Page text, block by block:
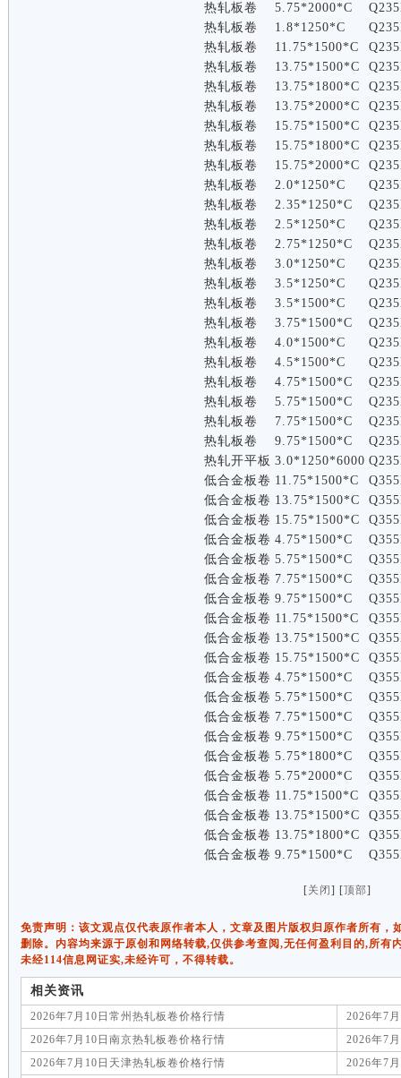
热轧板卷
5.75*2000*C
热轧板卷
1.8*1250*C
热轧板卷
11.75*1500*C
热轧板卷
13.75*1500*C
热轧板卷
13.75*1800*C
热轧板卷
13.75*2000*C
热轧板卷
15.75*1500*C
热轧板卷
15.75*1800*C
热轧板卷
15.75*2000*C
热轧板卷
2.0*1250*C
热轧板卷
2.35*1250*C
热轧板卷
2.5*1250*C
热轧板卷
2.75*1250*C
热轧板卷
3.0*1250*C
热轧板卷
3.5*1250*C
热轧板卷
3.5*1500*C
热轧板卷
3.75*1500*C
热轧板卷
4.0*1500*C
热轧板卷
4.5*1500*C
热轧板卷
4.75*1500*C
热轧板卷
5.75*1500*C
热轧板卷
7.75*1500*C
热轧板卷
9.75*1500*C
热轧开平板 3.0*1250*6000
低合金板卷 11.75*1500*C
低合金板卷 13.75*1500*C
低合金板卷 15.75*1500*C
低合金板卷 4.75*1500*C
低合金板卷 5.75*1500*C
低合金板卷 7.75*1500*C
低合金板卷 9.75*1500*C
低合金板卷 11.75*1500*C
低合金板卷 13.75*1500*C
低合金板卷 15.75*1500*C
低合金板卷 4.75*1500*C
低合金板卷 5.75*1500*C
低合金板卷 7.75*1500*C
低合金板卷 9.75*1500*C
低合金板卷 5.75*1800*C
低合金板卷 5.75*2000*C
低合金板卷 11.75*1500*C
低合金板卷 13.75*1500*C
低合金板卷 13.75*1800*C
低合金板卷 9.75*1500*C
[关闭 ] [顶部]
免责声明：该文观点仅代表原作者本人，文章及图片版权归原作者所有，
删除。内容均来源于原创和网络转载,仅供参考查阅,无任何盈利目的,所有
未经114信息网证实,未经许可，不得转载。
相关资讯
2026年7月10日常州热轧板卷价格行情
2026年7
2026年7月10日南京热轧板卷价格行情
2026年7
2026年7月10日天津热轧板卷价格行情
2026年7